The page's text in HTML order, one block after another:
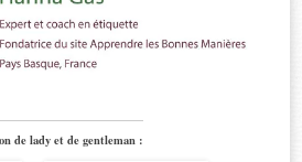
de lady et de gentleman :